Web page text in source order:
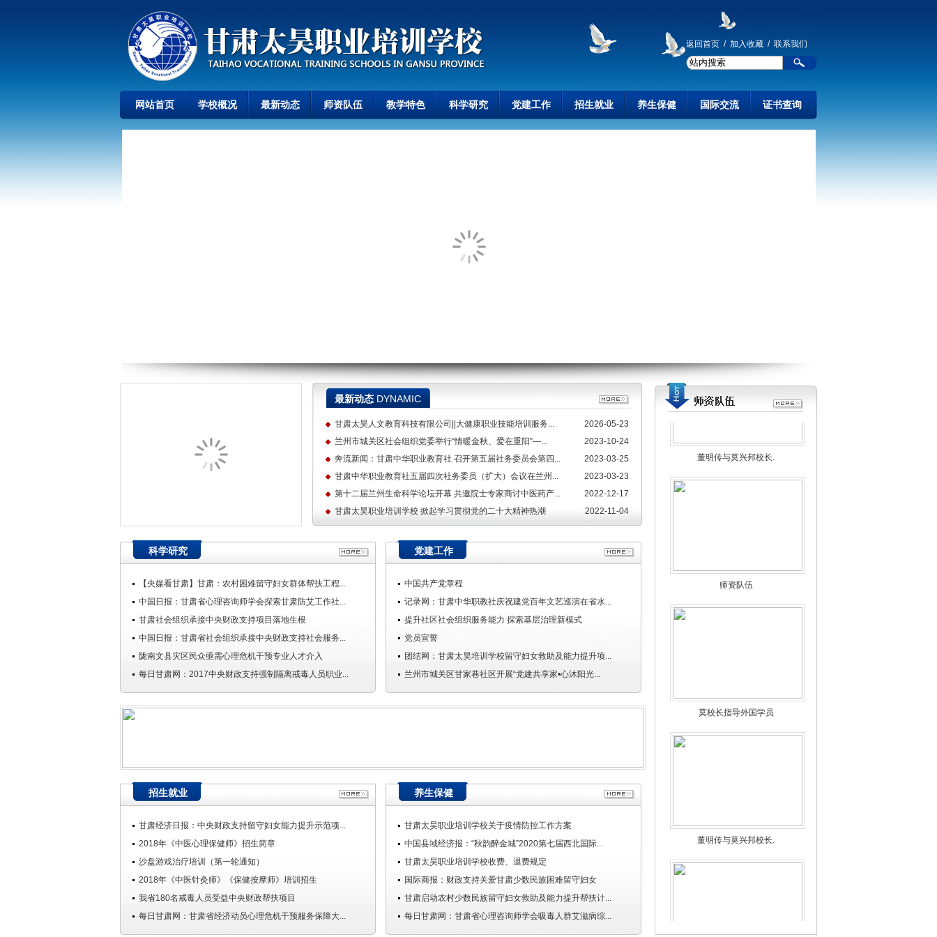
返回首页 / 加入收藏 / 联系我们
网站首页 学校概况 最新动态 师资队伍 教学特色 科学研究 党建工作 招生就业 养生保健 国际交流 证书查询
董明传与莫兴邦校长.
师资队伍
莫校长指导外国学员
董明传与莫兴邦校长.
最新动态 DYNAMIC
2026-05-23
甘肃太昊人文教育科技有限公司||大健康职业技能培训服务...
2023-10-24
兰州市城关区社会组织党委举行“情暖金秋、爱在重阳”—...
2023-03-25
奔流新闻：甘肃中华职业教育社 召开第五届社务委员会第四...
2023-03-23
甘肃中华职业教育社五届四次社务委员（扩大）会议在兰州...
2022-12-17
第十二届兰州生命科学论坛开幕 共邀院士专家商讨中医药产...
2022-11-04
甘肃太昊职业培训学校 掀起学习贯彻党的二十大精神热潮
科学研究
【央媒看甘肃】甘肃：农村困难留守妇女群体帮扶工程...
中国日报：甘肃省心理咨询师学会探索甘肃防艾工作社...
甘肃社会组织承接中央财政支持项目落地生根
中国日报：甘肃省社会组织承接中央财政支持社会服务...
陇南文县灾区民众亟需心理危机干预专业人才介入
每日甘肃网：2017中央财政支持强制隔离戒毒人员职业...
党建工作
中国共产党章程
记录网：甘肃中华职教社庆祝建党百年文艺巡演在省水...
提升社区社会组织服务能力 探索基层治理新模式
党员宣誓
团结网：甘肃太昊培训学校留守妇女救助及能力提升项...
兰州市城关区甘家巷社区开展“党建共享家•心沐阳光...
招生就业
甘肃经济日报：中央财政支持留守妇女能力提升示范项...
2018年《中医心理保健师》招生简章
沙盘游戏治疗培训（第一轮通知）
2018年《中医针灸师》《保健按摩师》培训招生
我省180名戒毒人员受益中央财政帮扶项目
每日甘肃网：甘肃省经济动员心理危机干预服务保障大...
养生保健
甘肃太昊职业培训学校关于疫情防控工作方案
中国县域经济报：“秋韵醉金城”2020第七届西北国际...
甘肃太昊职业培训学校收费、退费规定
国际商报：财政支持关爱甘肃少数民族困难留守妇女
甘肃启动农村少数民族留守妇女救助及能力提升帮扶计...
每日甘肃网：甘肃省心理咨询师学会吸毒人群艾滋病综...